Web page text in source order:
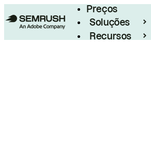
Preços
Soluções
Recursos